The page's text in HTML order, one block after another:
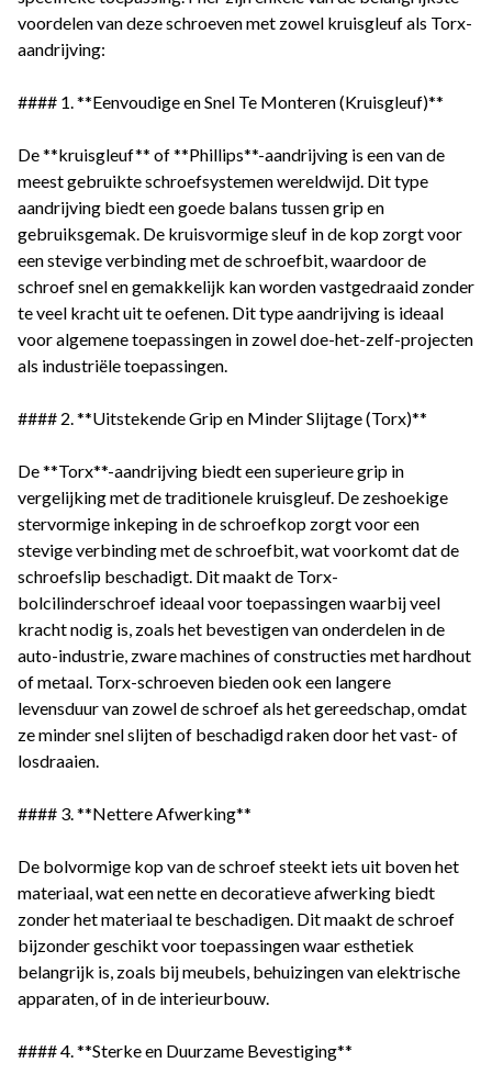
voordelen van deze schroeven met zowel kruisgleuf als Torx-
aandrijving:
#### 1. **Eenvoudige en Snel Te Monteren (Kruisgleuf)**
De **kruisgleuf** of **Phillips**-aandrijving is een van de
meest gebruikte schroefsystemen wereldwijd. Dit type
aandrijving biedt een goede balans tussen grip en
gebruiksgemak. De kruisvormige sleuf in de kop zorgt voor
een stevige verbinding met de schroefbit, waardoor de
schroef snel en gemakkelijk kan worden vastgedraaid zonder
te veel kracht uit te oefenen. Dit type aandrijving is ideaal
voor algemene toepassingen in zowel doe-het-zelf-projecten
als industriële toepassingen.
#### 2. **Uitstekende Grip en Minder Slijtage (Torx)**
De **Torx**-aandrijving biedt een superieure grip in
vergelijking met de traditionele kruisgleuf. De zeshoekige
stervormige inkeping in de schroefkop zorgt voor een
stevige verbinding met de schroefbit, wat voorkomt dat de
schroefslip beschadigt. Dit maakt de Torx-
bolcilinderschroef ideaal voor toepassingen waarbij veel
kracht nodig is, zoals het bevestigen van onderdelen in de
auto-industrie, zware machines of constructies met hardhout
of metaal. Torx-schroeven bieden ook een langere
levensduur van zowel de schroef als het gereedschap, omdat
ze minder snel slijten of beschadigd raken door het vast- of
losdraaien.
#### 3. **Nettere Afwerking**
De bolvormige kop van de schroef steekt iets uit boven het
materiaal, wat een nette en decoratieve afwerking biedt
zonder het materiaal te beschadigen. Dit maakt de schroef
bijzonder geschikt voor toepassingen waar esthetiek
belangrijk is, zoals bij meubels, behuizingen van elektrische
apparaten, of in de interieurbouw.
#### 4. **Sterke en Duurzame Bevestiging**